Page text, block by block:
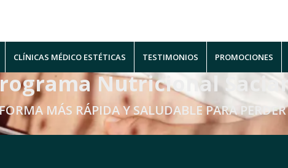
CLÍNICAS MÉDICO ESTÉTICAS TESTIMONIOS PROMOCIONES
Nutricional
MÁS RÁPIDA Y SALUDABLE PARA